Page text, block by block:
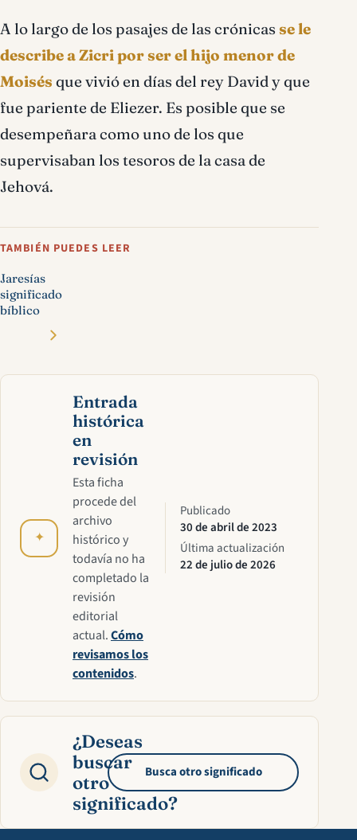
A lo largo de los pasajes de las crónicas se le
describe a Zicri por ser el hijo menor de
Moisés que vivió en días del rey David y que
fue pariente de Eliezer. Es posible que se
desempeñara como uno de los que
supervisaban los tesoros de la casa de
Jehová.
TAMBIÉN PUEDES LEER
Jaresías
significado
bíblico
✦
Entrada
histórica
en
revisión
Esta ficha
procede del
archivo
histórico y
todavía no ha
completado la
revisión
editorial
actual.Cómo
revisamos los
contenidos.
Publicado
30 de abril de 2023
Última actualización
22 de julio de 2026
¿Deseas
buscar
otro
significado?
Busca otro significado